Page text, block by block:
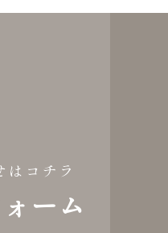
はコチラ
ーム